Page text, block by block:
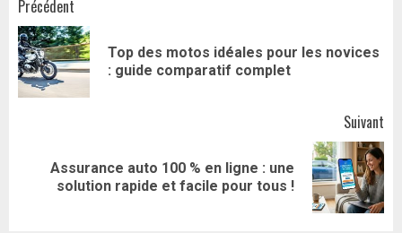
Navigation
d’article
Précédent
Top des motos idéales pour les novices
: guide comparatif complet
Suivant
Article
suivant:
Assurance auto 100 % en ligne : une
solution rapide et facile pour tous !